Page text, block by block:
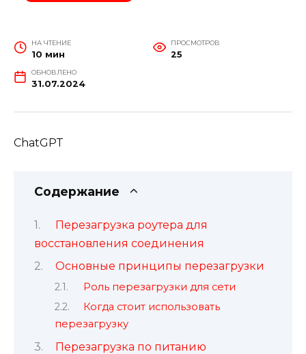
НА ЧТЕНИЕ
10 мин
ПРОСМОТРОВ
25
ОБНОВЛЕНО
31.07.2024
ChatGPT
Содержание
Перезагрузка роутера для
восстановления соединения
Основные принципы перезагрузки
Роль перезагрузки для сети
Когда стоит использовать
перезагрузку
Перезагрузка по питанию